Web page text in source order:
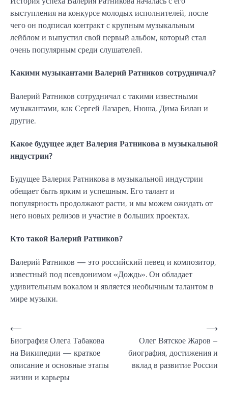
выступления на конкурсе молодых исполнителей, после
чего он подписал контракт с крупным музыкальным
лейблом и выпустил свой первый альбом, который стал
очень популярным среди слушателей.
Какими музыкантами Валерий Ратников сотрудничал?
Валерий Ратников сотрудничал с такими известными
музыкантами, как Сергей Лазарев, Нюша, Дима Билан и
другие.
Какое будущее ждет Валерия Ратникова в музыкальной
индустрии?
Будущее Валерия Ратникова в музыкальной индустрии
обещает быть ярким и успешным. Его талант и
популярность продолжают расти, и мы можем ожидать от
него новых релизов и участие в больших проектах.
Кто такой Валерий Ратников?
Валерий Ратников — это российский певец и композитор,
известный под псевдонимом «Дождь». Он обладает
удивительным вокалом и является необычным талантом в
мире музыки.
Навигация
по
записям
⟵
Биография Олега Табакова
на Википедии — краткое
описание и основные этапы
жизни и карьеры
Олег Вятское Жаров –
биография, достижения и
вклад в развитие России
⟶